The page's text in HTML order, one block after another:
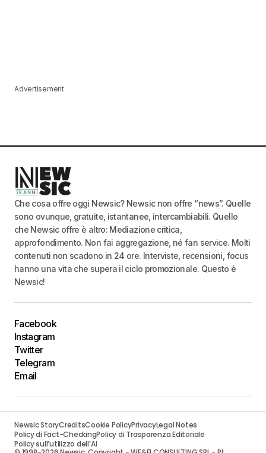
Advertisement
Che cosa offre oggi Newsic? Newsic non offre “news”. Quelle
sono ovunque, gratuite, istantanee, intercambiabili. Quello
che Newsic offre è altro: Mediazione critica,
approfondimento. Non fai aggregazione, né fan service. Molti
contenuti non scadono in 24 ore. Interviste, recensioni, focus
hanno una vita che supera il ciclo promozionale. Questo è
Newsic!
Facebook
Instagram
Twitter
Telegram
Email
Newsic StoryCreditsCookie PolicyPrivacyLegal Notes
Policy di Fact-CheckingPolicy di Trasparenza Editoriale
Policy sull’utilizzo dell’AI